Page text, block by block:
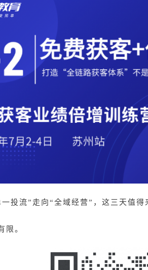
一投流”走向“全域经营”，这三天值得
限。